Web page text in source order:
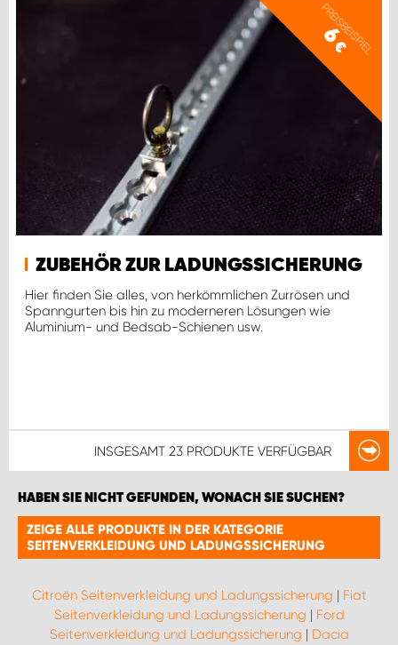
PREISBEISPIEL
6
€
ZUBEHÖR ZUR LADUNGSSICHERUNG
Hier finden Sie alles, von herkömmlichen Zurrösen und
Spanngurten bis hin zu moderneren Lösungen wie
Aluminium- und Bedsab-Schienen usw.
INSGESAMT 23 PRODUKTE VERFÜGBAR
HABEN SIE NICHT GEFUNDEN, WONACH SIE SUCHEN?
ZEIGE ALLE PRODUKTE IN DER KATEGORIE
SEITENVERKLEIDUNG UND LADUNGSSICHERUNG
Citroën Seitenverkleidung und Ladungssicherung | Fiat
Seitenverkleidung und Ladungssicherung | Ford
Seitenverkleidung und Ladungssicherung | Dacia